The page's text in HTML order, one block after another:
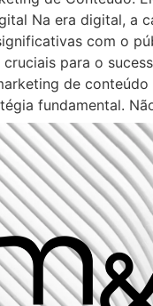
Na era digital, a
com o
para o
de conteúdo
fundamental.